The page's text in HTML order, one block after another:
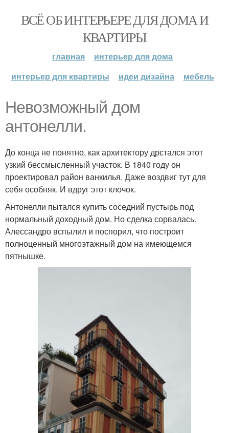
ВСЁ ОБ ИНТЕРЬЕРЕ ДЛЯ ДОМА И
КВАРТИРЫ
главная
интерьер для дома
интерьер для квартиры
идеи дизайна мебель
Невозможный дом
антонелли.
До конца не понятно, как архитектору дрстался этот
узкий бессмысленный участок. В 1840 году он
проектировал район ванкилья. Даже воздвиг тут для
себя особняк. И вдруг этот клочок.
Антонелли пытался купить соседний пустырь под
нормальный доходный дом. Но сделка сорвалась.
Алессандро вспылил и поспорил, что построит
полноценный многоэтажный дом на имеющемся
пятнышке.